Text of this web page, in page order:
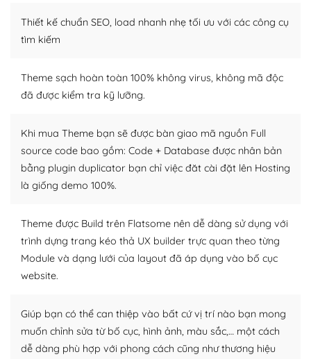
WordPress là nơi lưu trữ cho một diễn đàn cộng đồng
khổng lồ được kiểm duyệt bởi các nhân viên và những
Nếu bạn gặp khó khăn, bạn có thể lên mạng và tìm
kiếm những cộng đồng WordPress, họ sẽ giúp bạn trả
Cộng đồng sử dụng WordPress sẵn sàng hỗ trợ bạn
– Đa dạng plugin và themes
WordPress để tăng thêm các tính năng cần thiết. Có
nhiều plugin trả phí hoặc miễn phí.
Nhờ lượng người dùng đông đảo, thư viện themes và
plugin của WordPress rất phong phú. Bạn có thể thỏa
lập website của mình.
WordPress đa dạng plugin và themes
Thiết kế chuẩn SEO, load nhanh nhẹ tối ưu với các công cụ
tìm kiếm
Theme sạch hoàn toàn 100% không virus, không mã độc
đã được kiểm tra kỹ lưỡng.
Khi mua Theme bạn sẽ được bàn giao mã nguồn Full
source code bao gồm: Code + Database được nhân bản
bằng plugin duplicator bạn chỉ việc đăt cài đặt lên Hosting
là giống demo 100%.
Theme được Build trên Flatsome nên dễ dàng sử dụng với
trình dựng trang kéo thả UX builder trực quan theo từng
Module và dạng lưới của layout đã áp dụng vào bố cục
website.
Giúp bạn có thể can thiệp vào bất cứ vị trí nào bạn mong
muốn chỉnh sửa từ bố cục, hình ảnh, màu sắc,… một cách
dễ dàng phù hợp với phong cách cũng như thương hiệu